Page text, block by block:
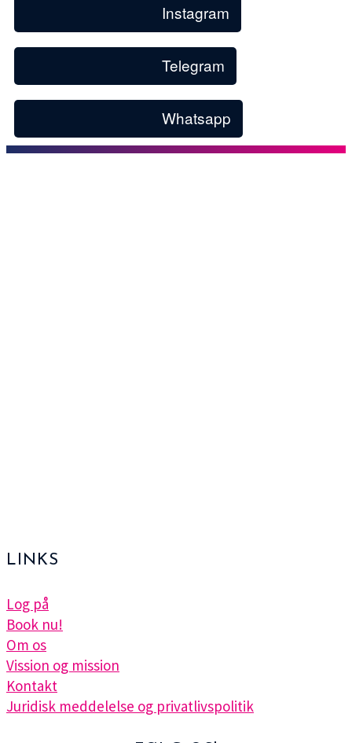
Instagram
Telegram
Whatsapp
LINKS
Log på
Book nu!
Om os
Vission og mission
Kontakt
Juridisk meddelelse og privatlivspolitik